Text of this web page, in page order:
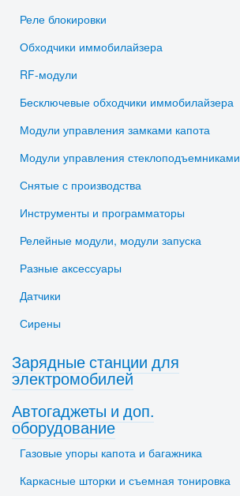
Реле блокировки
Обходчики иммобилайзера
RF-модули
Бесключевые обходчики иммобилайзера
Модули управления замками капота
Модули управления стеклоподъемниками
Снятые с производства
Инструменты и программаторы
Релейные модули, модули запуска
Разные аксессуары
Датчики
Сирены
Зарядные станции для
электромобилей
Автогаджеты и доп.
оборудование
Газовые упоры капота и багажника
Каркасные шторки и съемная тонировка